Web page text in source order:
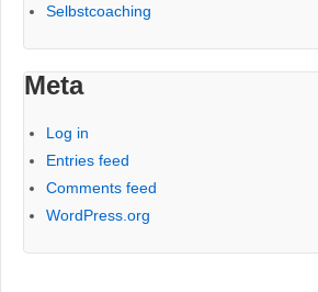
Selbstcoaching
Meta
Log in
Entries feed
Comments feed
WordPress.org